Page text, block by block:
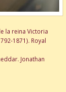
la reina Victoria
1871). Royal
Jonathan